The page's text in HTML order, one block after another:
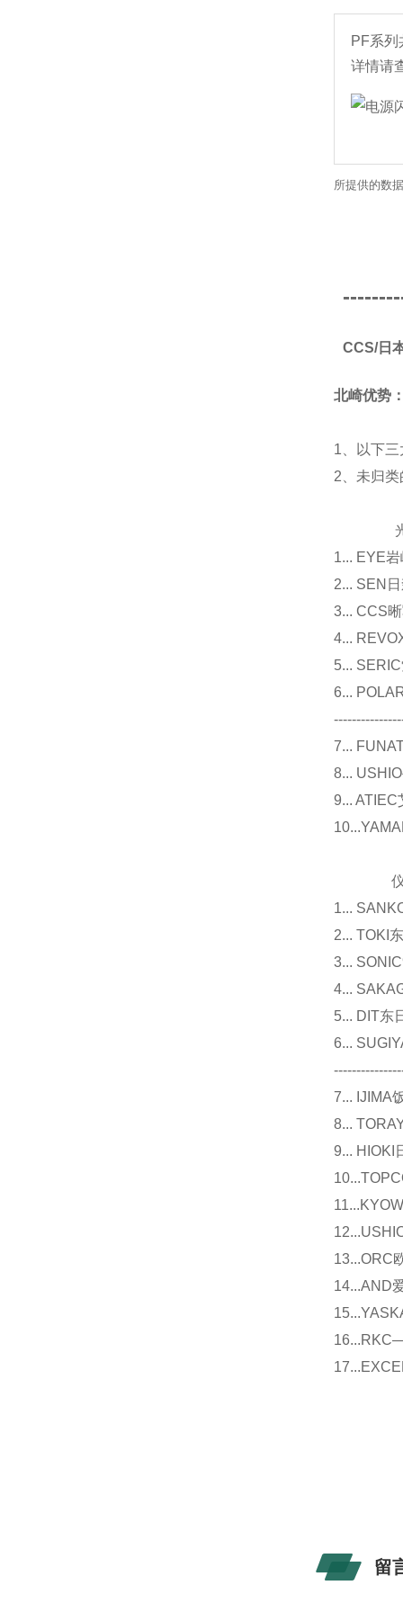
PF系
详情请
所提供的数
CCS/日
北崎优势
1、以下
2、未归
光源
1... EYE
2... SEN
3... CCS
4...
5...
6...
7...
8...
9...
仪器
1...
2... TOKI
3...
4...
5... DIT东
6...
7... IJIMA
8...
9... HIOKI
13...ORC
14...AND
留